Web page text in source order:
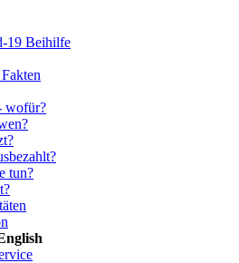
19 Beihilfe
wofür?
tun?